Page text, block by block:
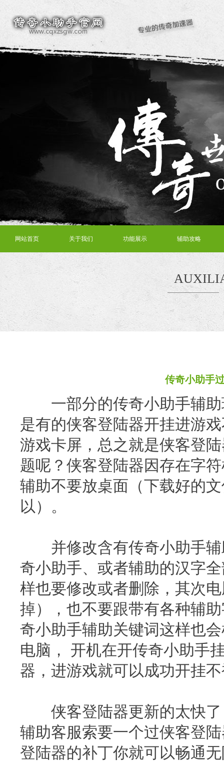
网站首页 关于我们 功能展示 辅助攻略
传奇小助手
一部分的传奇小助手辅助
是有的侠客登陆器开挂进游
游戏卡屏，总之就是侠客登
题呢？侠客登陆器因存在字
辅助不要放桌面（下载好的
以）。
并修改含有传奇小助手辅
奇小助手、或者辅助的汉字
样也要修改或者删除，其次
掉），也不要跟带有各种辅
奇小助手辅助关键词这样也
电脑， 开机在开传奇小助手
器，进游戏就可以成功开挂
侠客登陆器更新的太快了
辅助客服索要一个过侠客登
登陆器的补丁你就可以畅通